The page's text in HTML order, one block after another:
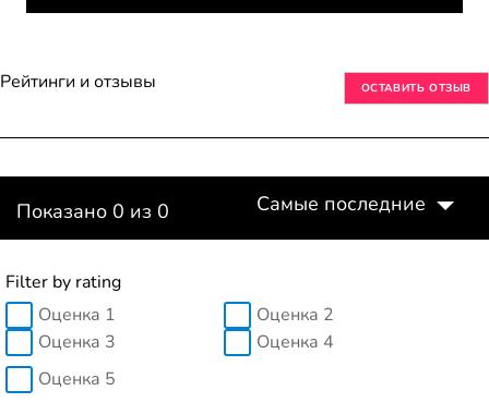
Рейтинги и отзывы ОСТАВИТЬ ОТЗЫВ
Показано 0 из 0 Самые последние
Filter by rating
Оценка 1
Оценка 2
Оценка 3
Оценка 4
Оценка 5